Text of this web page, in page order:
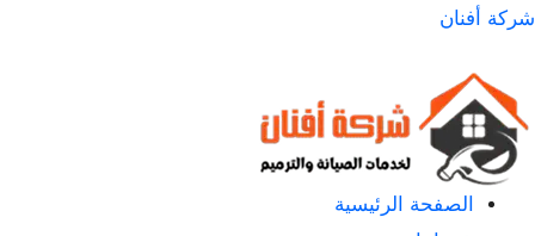
التجاوز
المحتوى
شركة أفنان
الصفحة الرئيسية